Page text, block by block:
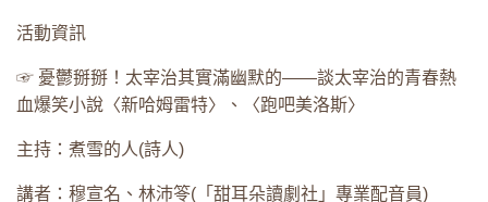
活動資訊
☞ 憂鬱掰掰！太宰治其實滿幽默的——談太宰治的青春熱
血爆笑小說〈新哈姆雷特〉、〈跑吧美洛斯〉
主持：煮雪的人(詩人)
講者：穆宣名、林沛笭(「甜耳朵讀劇社」專業配音員)